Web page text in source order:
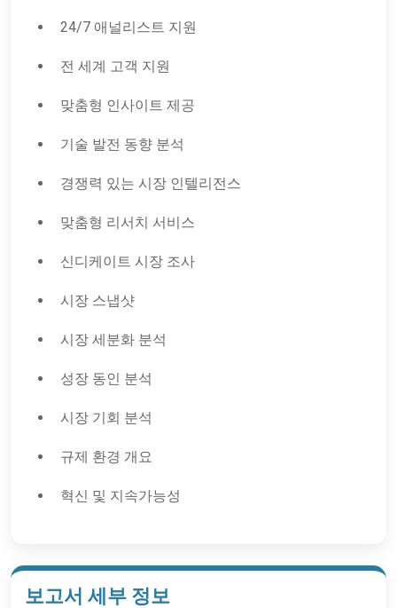
24/7 애널리스트 지원
전 세계 고객 지원
맞춤형 인사이트 제공
기술 발전 동향 분석
경쟁력 있는 시장 인텔리전스
맞춤형 리서치 서비스
신디케이트 시장 조사
시장 스냅샷
시장 세분화 분석
성장 동인 분석
시장 기회 분석
규제 환경 개요
혁신 및 지속가능성
보고서 세부 정보